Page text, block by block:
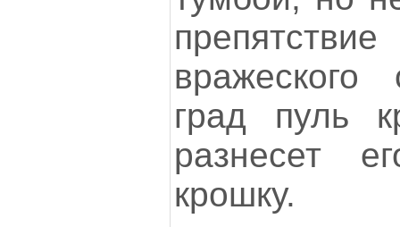
град пуль
разнесет
крошку.